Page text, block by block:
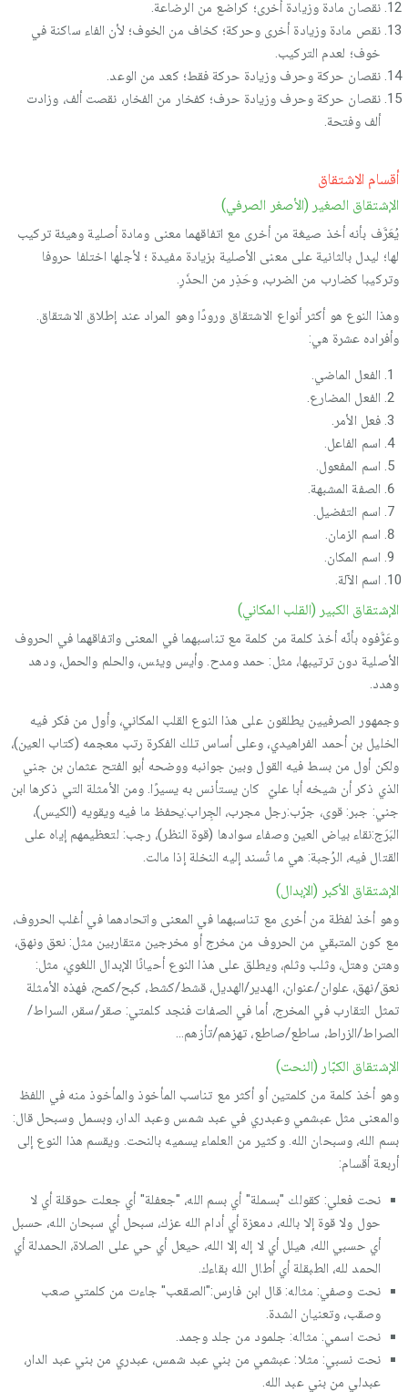
نقصان مادة وزيادة أخرى؛ كراضع من الرضاعة.
نقص مادة وزيادة أخرى وحركة؛ كخاف من الخوف؛ لأن الفاء ساكنة في
خوف؛ لعدم التركيب.
نقصان حركة وحرف وزيادة حركة فقط؛ كعد من الوعد.
نقصان حركة وحرف وزيادة حرف؛ كفخار من الفخار، نقصت ألف، وزادت
ألف وفتحة.
أقسام الاشتقاق
الإشتقاق الصغير (الأصغر الصرفي)
يُعَرَّف بأنه أخذ صيغة من أخرى مع اتفاقهما معنى ومادة أصلية وهيئة تركيب
لها؛ ليدل بالثانية على معنى الأصلية بزيادة مفيدة ؛ لأجلها اختلفا حروفا
وتركيبا كضارب من الضرب، وحَذِر من الحذَرِ.
وهذا النوع هو أكثر أنواع الاشتقاق ورودًا وهو المراد عند إطلاق الاشتقاق.
وأفراده عشرة هي:
الفعل الماضي.
الفعل المضارع.
فعل الأمر.
اسم الفاعل.
اسم المفعول.
الصفة المشبهة.
اسم التفضيل.
اسم الزمان.
اسم المكان.
اسم الآلة.
الإشتقاق الكبير (القلب المكاني)
وعَرَّفوه بأنّه أخذ كلمة من كلمة مع تناسبهما في المعنى واتفاقهما في الحروف
الأصلية دون ترتيبها، مثل: حمد ومدح. وأيس ويئس، والحلم والحمل، ودهد
وهدد.
وجمهور الصرفيين يطلقون على هذا النوع القلب المكاني، وأول من فكر فيه
الخليل بن أحمد الفراهيدي، وعلى أساس تلك الفكرة رتب معجمه (كتاب العين)،
ولكن أول من بسط فيه القول وبين جوانبه ووضحه أبو الفتح عثمان بن جني
الذي ذكر أن شيخه أبا عليّ كان يستأنس به يسيرًا. ومن الأمثلة التي ذكرها ابن
جني: جبر: قوى، جرّب:رجل مجرب، الجِراب:يحفظ ما فيه ويقويه (الكيس)،
البَرَج:نقاء بياض العين وصفاء سوادها (قوة النظر)، رجب: لتعظيمهم إياه على
القتال فيه، الرُجبة: هي ما تُسند إليه النخلة إذا مالت.
الإشتقاق الأكبر (الإبدال)
وهو أخذ لفظة من أخرى مع تناسبهما في المعنى واتحادهما في أغلب الحروف،
مع كون المتبقي من الحروف من مخرج أو مخرجين متقاربين مثل: نعق ونهق،
وهتن وهتل، وثلب وثلم، ويطلق على هذا النوع أحيانًا الإبدال اللغوي، مثل:
نعق/نهق، علوان/عنوان، الهدير/الهديل، قشط/كشط، كبح/كمح، فهذه الأمثلة
تمثل التقارب في المخرج، أما في الصفات فنجد كلمتي: صقر/سقر، السراط/
الصراط/الزراط، ساطع/صاطع، تهزهم/تأزهم...
الإشتقاق الكبّار (النحت)
وهو أخذ كلمة من كلمتين أو أكثر مع تناسب المأخوذ والمأخوذ منه في اللفظ
والمعنى مثل عبشمي وعبدري في عبد شمس وعبد الدار، وبسمل وسبحل قال:
بسم الله، وسبحان الله. وكثير من العلماء يسميه بالنحت. ويقسم هذا النوع إلى
أربعة أقسام:
نحت فعلي: كقولك "بسملة" أي بسم الله، "جعفلة" أي جعلت حوقلة أي لا
حول ولا قوة إلا بالله، دمعزة أي أدام الله عزك، سبحل أي سبحان الله، حسبل
أي حسبي الله، هيلل أي لا إله إلا الله، حيعل أي حي على الصلاة، الحمدلة أي
الحمد لله، الطبقلة أي أطال الله بقاءك.
نحت وصفي: مثاله: قال ابن فارس:"الصقعب" جاءت من كلمتي صعب
وصقب، وتعنيان الشدة.
نحت اسمي: مثاله: جلمود من جلد وجمد.
نحت نسبي: مثلا: عبشمي من بني عبد شمس، عبدري من بني عبد الدار،
عبدلي من بني عبد الله.